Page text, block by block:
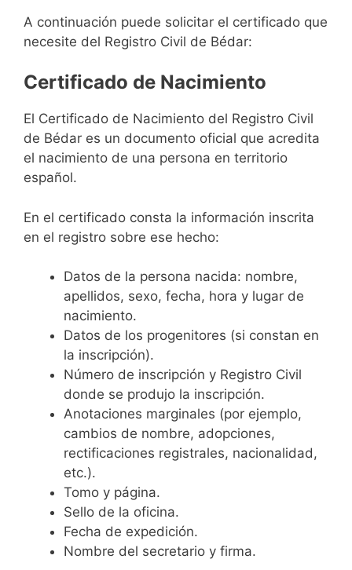
A continuación puede solicitar el certificado que
necesite del Registro Civil de Bédar:
Certificado de Nacimiento
El Certificado de Nacimiento del Registro Civil
de Bédar es un documento oficial que acredita
el nacimiento de una persona en territorio
español.
En el certificado consta la información inscrita
en el registro sobre ese hecho:
Datos de la persona nacida: nombre,
apellidos, sexo, fecha, hora y lugar de
nacimiento.
Datos de los progenitores (si constan en
la inscripción).
Número de inscripción y Registro Civil
donde se produjo la inscripción.
Anotaciones marginales (por ejemplo,
cambios de nombre, adopciones,
rectificaciones registrales, nacionalidad,
etc.).
Tomo y página.
Sello de la oficina.
Fecha de expedición.
Nombre del secretario y firma.